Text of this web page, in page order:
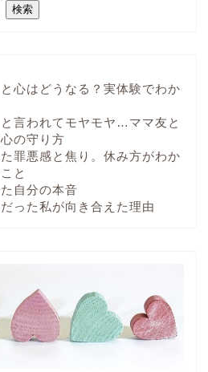
検索
心はどうなる？実体験でわか
と言われてモヤモヤ…ママ友と
の守り方
罪悪感と焦り。休み方がわか
と
自分の本音
った私が向き合えた理由